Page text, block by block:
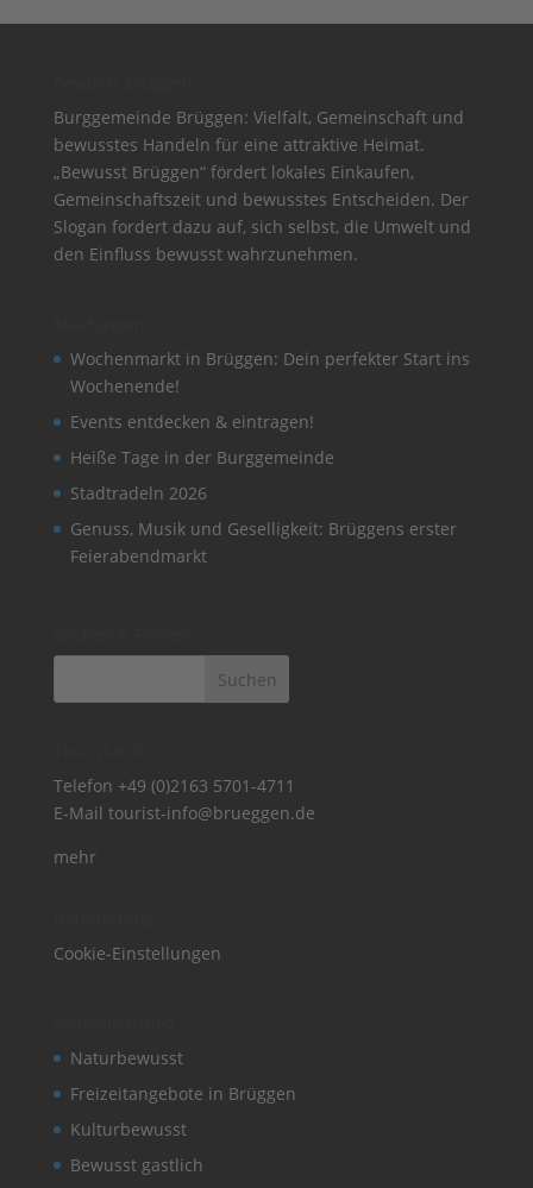
Burggemeinde Brüggen: Vielfalt, Gemeinschaft und
bewusstes Handeln für eine attraktive Heimat.
„Bewusst Brüggen“ fördert lokales Einkaufen,
Gemeinschaftszeit und bewusstes Entscheiden. Der
Slogan fordert dazu auf, sich selbst, die Umwelt und
den Einfluss bewusst wahrzunehmen.
Wochenmarkt in Brüggen: Dein perfekter Start ins
Wochenende!
Events entdecken & eintragen!
Heiße Tage in der Burggemeinde
Stadtradeln 2026
Genuss, Musik und Geselligkeit: Brüggens erster
Feierabendmarkt
Telefon +49 (0)2163 5701-4711
E-Mail tourist-info@brueggen.de
mehr
Cookie-Einstellungen
Naturbewusst
Freizeitangebote in Brüggen
Kulturbewusst
Bewusst gastlich